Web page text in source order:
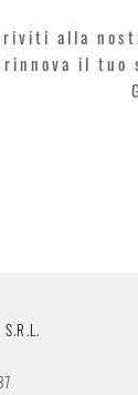
alla
rinnova il tuo